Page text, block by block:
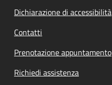
Dichiarazione di accessibilità
Contatti
Prenotazione appuntamento
Richiedi assistenza